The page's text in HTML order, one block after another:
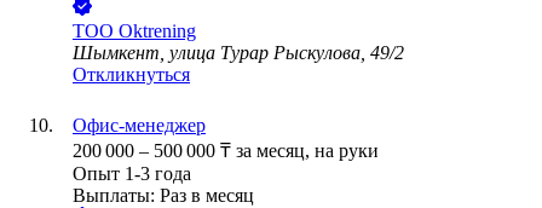
ТОО Oktrening
Шымкент, улица Турар Рыскулова, 49/2
Откликнуться
Офис-менеджер
200 000 – 500 000 ₸ за месяц, на руки
Опыт 1-3 года
Выплаты: Раз в месяц